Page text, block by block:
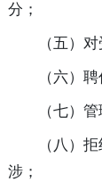
分；
（五）
（六）
（七）
（八）
涉；